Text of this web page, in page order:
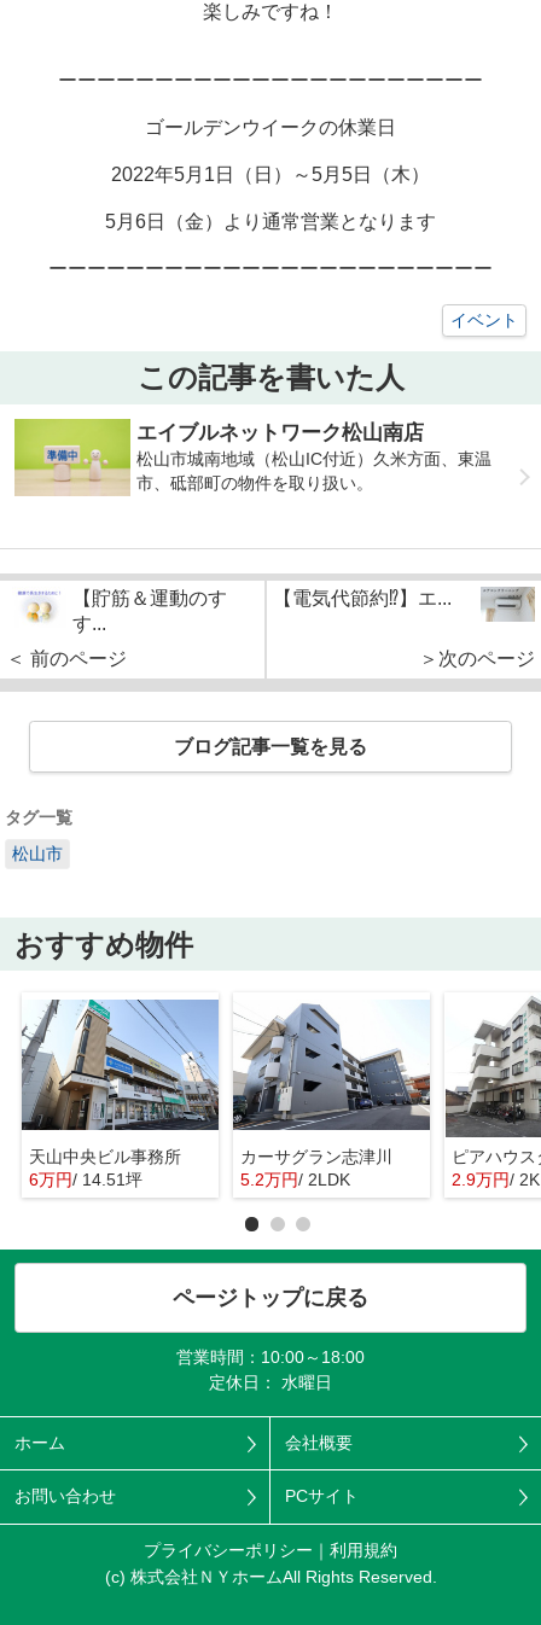
楽しみですね！
ーーーーーーーーーーーーーーーーーーーーーー
ゴールデンウイークの休業日
2022年5月1日（日）～5月5日（木）
5月6日（金）より通常営業となります
ーーーーーーーーーーーーーーーーーーーーーーー
イベント
この記事を書いた人
エイブルネットワーク松山南店
松山市城南地域（松山IC付近）久米方面、東温
市、砥部町の物件を取り扱い。
【貯筋＆運動のす
す...
＜ 前のページ
【電気代節約⁉】エ...
＞次のページ
ブログ記事一覧を見る
タグ一覧
松山市
おすすめ物件
天山中央ビル事務所
6万円/ 14.51坪
カーサグラン志津川
5.2万円/ 2LDK
ピアハウス
2.9万円/ 2K
ページトップに戻る
営業時間：10:00～18:00
定休日： 水曜日
ホーム 会社概要
お問い合わせ PCサイト
プライバシーポリシー
利用規約
(c) 株式会社ＮＹホームAll Rights Reserved.